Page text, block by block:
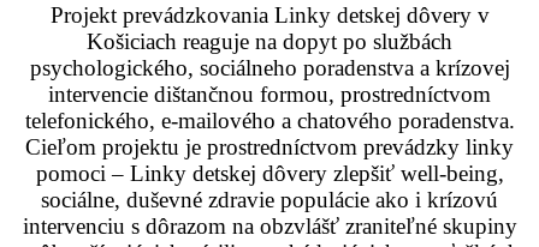
Projekt prevádzkovania Linky detskej dôvery v
Košiciach reaguje na dopyt po službách
psychologického, sociálneho poradenstva a krízovej
intervencie dištančnou formou, prostredníctvom
telefonického, e-mailového a chatového poradenstva.
Cieľom projektu je prostredníctvom prevádzky linky
pomoci – Linky detskej dôvery zlepšiť well-being,
sociálne, duševné zdravie populácie ako i krízovú
intervenciu s dôrazom na obzvlášť zraniteľné skupiny